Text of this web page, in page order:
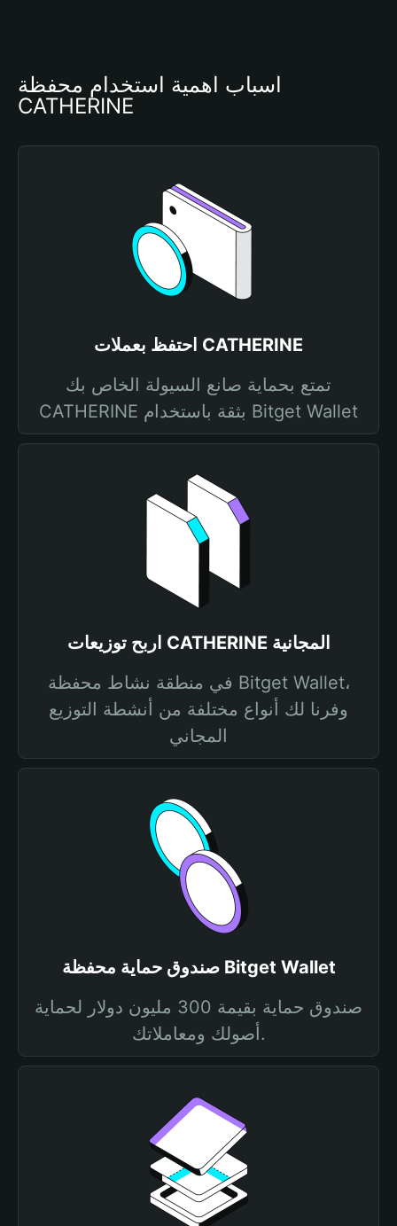
أسباب أهمية استخدام محفظة
CATHERINE
احتفظ بعملات CATHERINE
تمتع بحماية صانع السيولة الخاص بك
CATHERINE بثقة باستخدام Bitget Wallet
اربح توزيعات CATHERINE المجانية
في منطقة نشاط محفظة Bitget Wallet،
وفرنا لك أنواع مختلفة من أنشطة التوزيع
المجاني
صندوق حماية محفظة Bitget Wallet
صندوق حماية بقيمة 300 مليون دولار لحماية
أصولك ومعاملاتك.